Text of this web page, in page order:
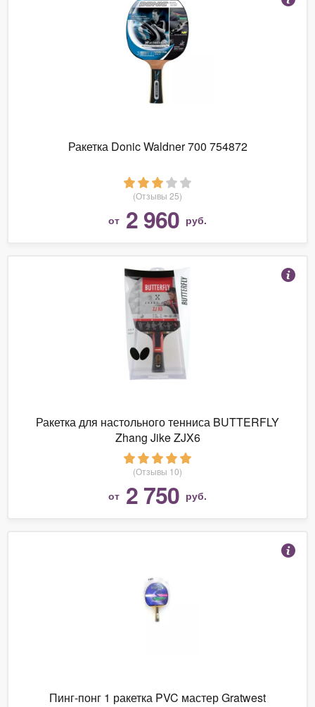
Ракетка Donic Waldner 700 754872
(Отзывы 25)
от 2 960 руб.
Ракетка для настольного тенниса BUTTERFLY
Zhang Jike ZJX6
(Отзывы 10)
от 2 750 руб.
Пинг-понг 1 ракетка PVC мастер Gratwest